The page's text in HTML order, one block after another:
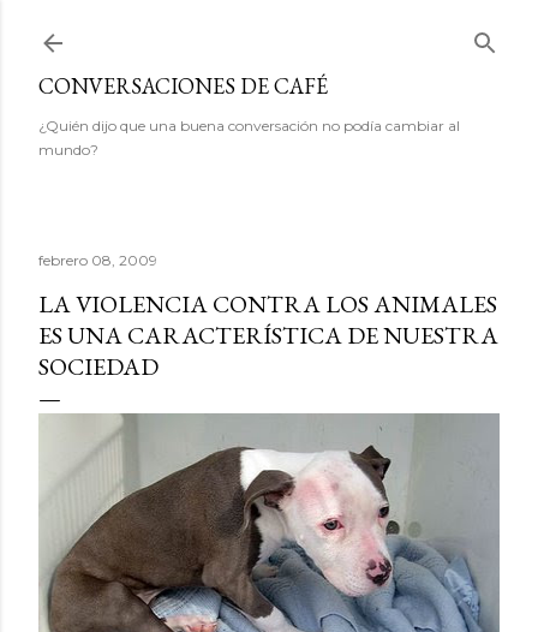
CONVERSACIONES DE CAFÉ
¿Quién dijo que una buena conversación no podía cambiar al
mundo?
febrero 08, 2009
LA VIOLENCIA CONTRA LOS ANIMALES
ES UNA CARACTERÍSTICA DE NUESTRA
SOCIEDAD